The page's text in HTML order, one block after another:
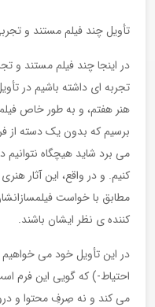
تأویل چند فیلم مستند و
در اینجا چند فیلم مستند و
تجربه ای داشته باشیم در
هنر هفتم، و به طور خاص
برسیم که بدون یک دسته از
می برد شاید هیچگاه نتوانیم
کنیم. و در واقع، این آثار
مطابق با خواست
کننده ی نظر ایشان باشند.
در این تأویل خود می خواهیم
احتیاط-) که گویی این فرم
می کند و نه صِرفِ محتوا و